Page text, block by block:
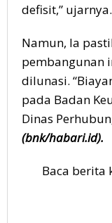
defisit,” ujarnya.
Namun, Ia
pembangunan
dilunasi.
pada Badan
Dinas
(bnk/habari.id).
Baca berita